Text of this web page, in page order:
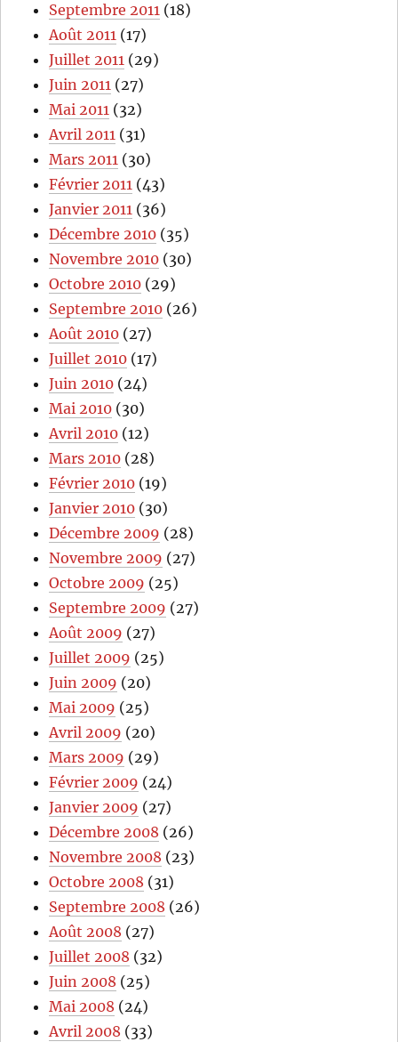
Septembre 2011 (18)
Août 2011 (17)
Juillet 2011 (29)
Juin 2011 (27)
Mai 2011 (32)
Avril 2011 (31)
Mars 2011 (30)
Février 2011 (43)
Janvier 2011 (36)
Décembre 2010 (35)
Novembre 2010 (30)
Octobre 2010 (29)
Septembre 2010 (26)
Août 2010 (27)
Juillet 2010 (17)
Juin 2010 (24)
Mai 2010 (30)
Avril 2010 (12)
Mars 2010 (28)
Février 2010 (19)
Janvier 2010 (30)
Décembre 2009 (28)
Novembre 2009 (27)
Octobre 2009 (25)
Septembre 2009 (27)
Août 2009 (27)
Juillet 2009 (25)
Juin 2009 (20)
Mai 2009 (25)
Avril 2009 (20)
Mars 2009 (29)
Février 2009 (24)
Janvier 2009 (27)
Décembre 2008 (26)
Novembre 2008 (23)
Octobre 2008 (31)
Septembre 2008 (26)
Août 2008 (27)
Juillet 2008 (32)
Juin 2008 (25)
Mai 2008 (24)
Avril 2008 (33)